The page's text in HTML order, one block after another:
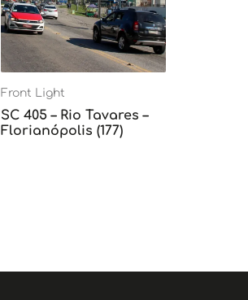
Front Light
SC 405 – Rio Tavares –
Florianópolis (177)